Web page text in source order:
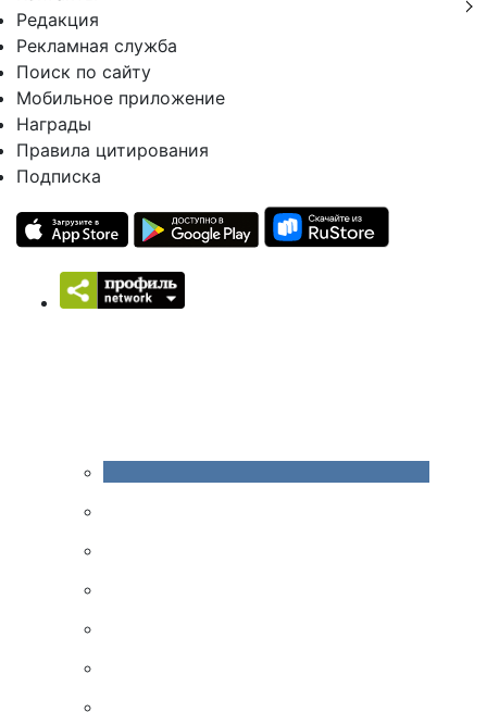
Редакция
Рекламная служба
Поиск по сайту
Мобильное приложение
Награды
Правила цитирования
Подписка